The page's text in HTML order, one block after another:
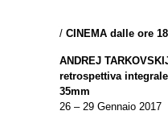
/ CINEMA dalle ore
ANDREJ
retrospettiva
35mm
26 – 29 Gennaio 2017